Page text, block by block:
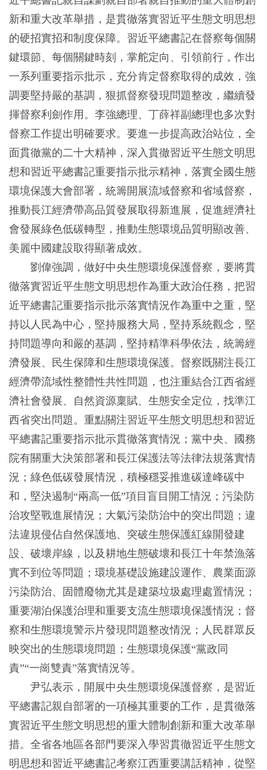
新和重大改革舉措，是貫徹落實習近平生態文明思想
的硬招實招和制度保障。習近平總書記在督察每個關
鍵環節、每個關鍵時刻，掌舵定向、引領前行，作出
一系列重要指示批示，充分肯定督察取得的成效，強
調要堅持嚴的基調，狠抓督察發現問題整改，繼續發
揮督察利劍作用。李強總理、丁薛祥副總理也多次對
督察工作提出明確要求。要進一步提高政治站位，全
面貫徹黨的二十大精神，深入貫徹習近平生態文明思
想和習近平總書記重要指示批示精神，落實全國生態
環境保護大會部署，統籌開展流域督察和省域督察，
推動長江經濟帶高品質發展取得新進展，促進經濟社
會發展綠色低碳轉型，推動生態環境品質明顯改善、
美麗中國建設取得顯著成效。
劉偉強調，做好中央生態環境保護督察，要將貫
徹落實習近平生態文明思想作為重大政治任務，把習
近平總書記重要指示批示落實情況作為重中之重，堅
持以人民為中心，堅持服務大局，堅持系統觀念，堅
持問題導向和嚴的基調，堅持精準科學依法，統籌經
濟發展、民生保障和生態環境保護。督察既關注長江
經濟帶流域性整體性共性問題，也注重結合江西省經
濟社會發展、自然資源稟賦、生態安全定位，找準江
西省突出問題。重點關注習近平生態文明思想和習近
平總書記重要指示批示貫徹落實情況；黨中央、國務
院有關重大決策部署和長江保護法等法律法規落實情
況；綠色低碳發展情況，積極穩妥推進碳達峰碳中
和，堅決遏制“兩高一低”項目盲目開工情況；污染防
治攻堅戰進展情況；大氣污染防治中的突出問題；違
法違規侵佔自然保護地、突破生態保護紅線開發建
設、破壞岸線，以及耕地生態破壞和長江十年禁漁落
實不到位等問題；環境基礎設施建設運作、農業面源
污染防治、固體廢物尤其是建築垃圾處理處置情況；
重要湖泊保護治理和重要支流生態環境保護情況；督
察和生態環境警示片發現問題整改情況；人民群眾反
映突出的生態環境問題；生態環境保護“黨政同
責”“一崗雙責”落實情況等。
尹弘表示，開展中央生態環境保護督察，是習近
平總書記親自部署的一項極其重要的工作，是貫徹落
實習近平生態文明思想的重大體制創新和重大改革舉
措。全省各地區各部門要深入學習貫徹習近平生態文
明思想和習近平總書記考察江西重要講話精神，從堅